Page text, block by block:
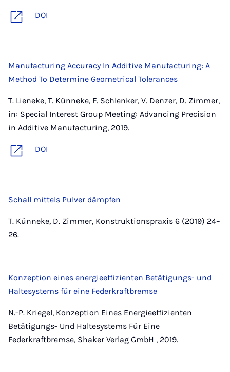
DOI
Manufacturing Accuracy In Additive Manufacturing: A
Method To Determine Geometrical Tolerances
T. Lieneke, T. Künneke, F. Schlenker, V. Denzer, D. Zimmer,
in: Special Interest Group Meeting: Advancing Precision
in Additive Manufacturing, 2019.
DOI
Schall mittels Pulver dämpfen
T. Künneke, D. Zimmer, Konstruktionspraxis 6 (2019) 24–
26.
Konzeption eines energieeffizienten Betätigungs- und
Haltesystems für eine Federkraftbremse
N.-P. Kriegel, Konzeption Eines Energieeffizienten
Betätigungs- Und Haltesystems Für Eine
Federkraftbremse, Shaker Verlag GmbH , 2019.